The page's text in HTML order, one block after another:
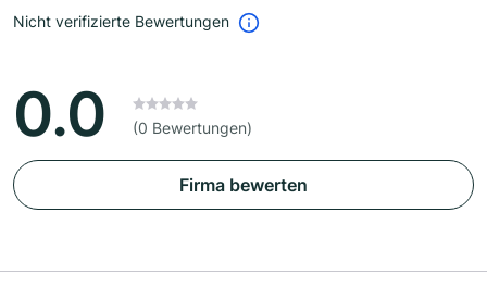
Nicht verifizierte Bewertungen
0.0 (0 Bewertungen)
Firma bewerten